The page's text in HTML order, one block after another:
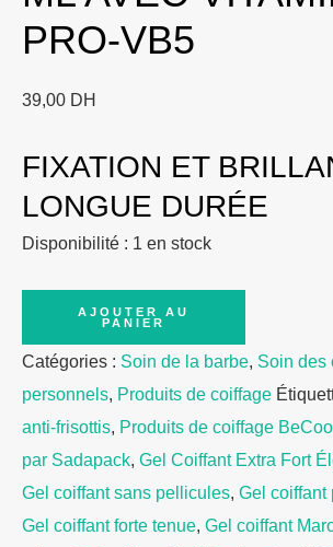
PRO-VB5
39,00 DH
FIXATION ET
LONGUE DURÉE
Disponibilité : 1 en stock
quantité
Elegance
Extra
Strong
Hair
Gel
250ml
AJOUTER AU
PANIER
Catégories : Soin de la barbe, Soin des
personnels, Produits de coiffage
anti-frisottis, Produits de coiffage
par Sadapack, Gel Coiffant Extra Fort
Gel coiffant sans pellicules, Gel coiffant
Gel coiffant forte tenue, Gel coiffant